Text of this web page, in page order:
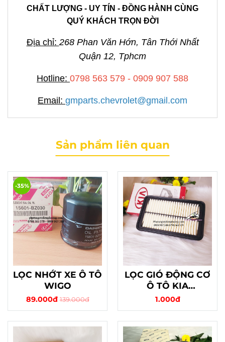
CHẤT LƯỢNG - UY TÍN - ĐỒNG HÀNH CÙNG
QUÝ KHÁCH TRỌN ĐỜI
Địa chỉ: 268 Phan Văn Hớn, Tân Thới Nhất
Quận 12, Tphcm
Hotline: 0798 563 579 - 0909 907 588
Email: gmparts.chevrolet@gmail.com
Sản phẩm liên quan
LỌC NHỚT XE Ô TÔ
WIGO
89.000đ 139.000đ
-35%
LỌC GIÓ ĐỘNG CƠ
Ô TÔ KIA
MORNING 2016
CHÍNH HÃNG
1.000đ